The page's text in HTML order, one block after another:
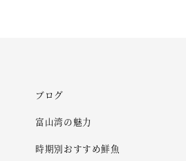
ブログ
富山湾の魅力
時期別おすすめ鮮魚